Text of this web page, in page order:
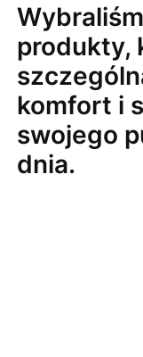
produkty,
komfort i
swojego
dnia.